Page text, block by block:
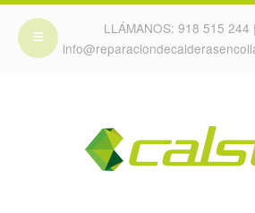
LLÁMANOS: 918 515 244